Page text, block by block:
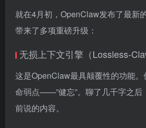
就在4月初，OpenClaw发布了最新
带来了多项重磅升级：
无损上下文引擎（Lossless-
这是OpenClaw最具颠覆性的功能
命弱点——”健忘”。聊了几千字之后
前说的内容。